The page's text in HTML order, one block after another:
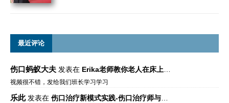
最近评论
伤口蚂蚁大夫 发表在 Erika老师教你老人在床上如何左右翻身
视频很不错，发给我们班长学习学习
乐此发表在 伤口治疗新模式实践-伤口治疗师与伤口专科